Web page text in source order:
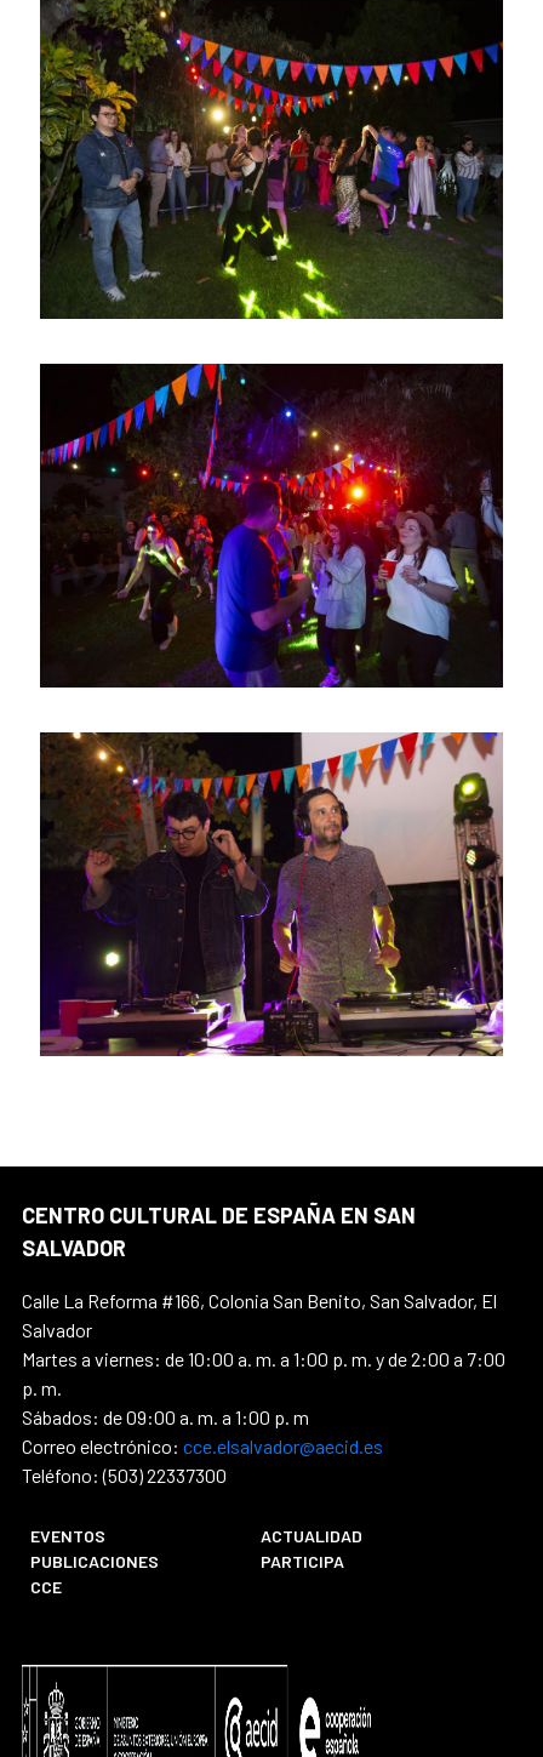
CENTRO CULTURAL DE ESPAÑA EN SAN
SALVADOR
Calle La Reforma #166, Colonia San Benito, San Salvador, El
Salvador
Martes a viernes: de 10:00 a. m. a 1:00 p. m. y de 2:00 a 7:00
p. m.
Sábados: de 09:00 a. m. a 1:00 p. m
Correo electrónico: cce.elsalvador@aecid.es
Teléfono: (503) 22337300
EVENTOS
ACTUALIDAD
PUBLICACIONES
PARTICIPA
CCE